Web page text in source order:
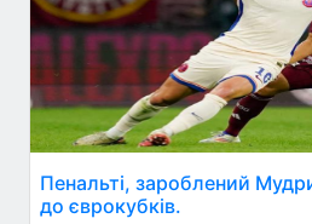
Пенальті, зароблений
до єврокубків.